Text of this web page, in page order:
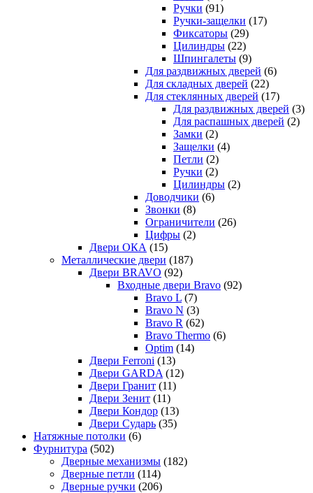
Ручки (91)
Ручки-защелки (17)
Фиксаторы (29)
Цилиндры (22)
Шпингалеты (9)
Для раздвижных дверей (6)
Для складных дверей (22)
Для стеклянных дверей (17)
Для раздвижных дверей (3)
Для распашных дверей (2)
Замки (2)
Защелки (4)
Петли (2)
Ручки (2)
Цилиндры (2)
Доводчики (6)
Звонки (8)
Ограничители (26)
Цифры (2)
Двери ОКА (15)
Металлические двери (187)
Двери BRAVO (92)
Входные двери Bravo (92)
Bravo L (7)
Bravo N (3)
Bravo R (62)
Bravo Thermo (6)
Optim (14)
Двери Ferroni (13)
Двери GARDA (12)
Двери Гранит (11)
Двери Зенит (11)
Двери Кондор (13)
Двери Сударь (35)
Натяжные потолки (6)
Фурнитура (502)
Дверные механизмы (182)
Дверные петли (114)
Дверные ручки (206)